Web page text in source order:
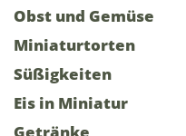
Obst und Gemüse
Miniaturtorten
Süßigkeiten
Eis in Miniatur